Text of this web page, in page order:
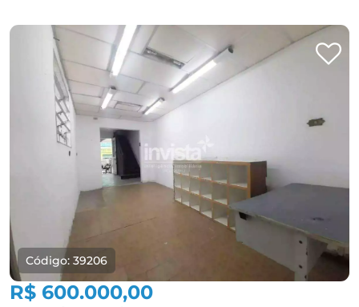
Código: 39206
R$ 600.000,00